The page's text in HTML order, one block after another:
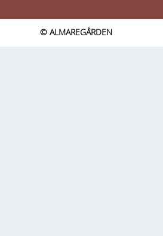
© ALMAREGÅRDEN